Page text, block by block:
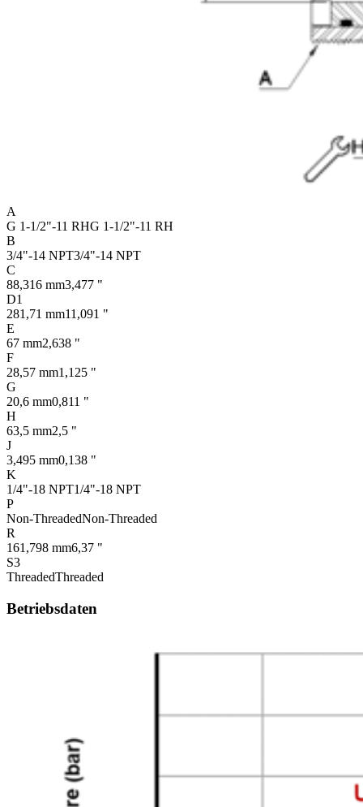
A
G 1-1/2"-11 RHG 1-1/2"-11 RH
B
3/4"-14 NPT3/4"-14 NPT
C
88,316 mm3,477 "
D1
281,71 mm11,091 "
E
67 mm2,638 "
F
28,57 mm1,125 "
G
20,6 mm0,811 "
H
63,5 mm2,5 "
J
3,495 mm0,138 "
K
1/4"-18 NPT1/4"-18 NPT
P
Non-ThreadedNon-Threaded
R
161,798 mm6,37 "
S3
ThreadedThreaded
Betriebsdaten